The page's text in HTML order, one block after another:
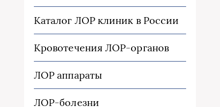
Каталог ЛОР клиник в России
Кровотечения ЛОР-органов
ЛОР аппараты
ЛОР-болезни